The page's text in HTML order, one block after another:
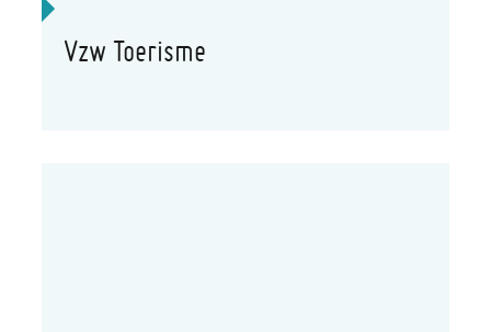
Vzw Toerisme